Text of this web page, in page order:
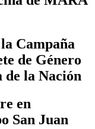
Campaña
de Género
la Nación
en
San Juan